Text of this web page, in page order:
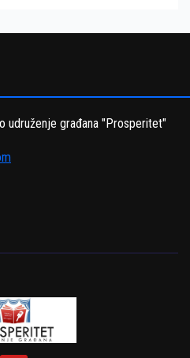
udruženje građana "Prosperitet"